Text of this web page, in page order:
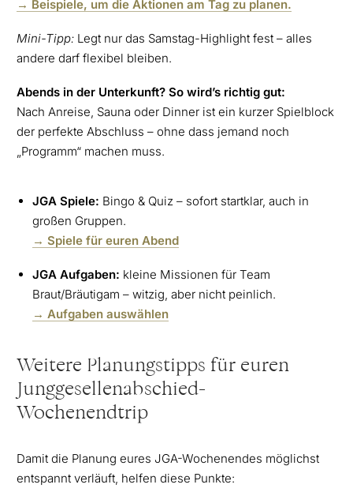
→ Beispiele, um die Aktionen am Tag zu planen.
Mini-Tipp: Legt nur das Samstag-Highlight fest – alles
andere darf flexibel bleiben.
Abends in der Unterkunft? So wird’s richtig gut:
Nach Anreise, Sauna oder Dinner ist ein kurzer Spielblock
der perfekte Abschluss – ohne dass jemand noch
„Programm“ machen muss.
JGA Spiele: Bingo & Quiz – sofort startklar, auch in
großen Gruppen.
→ Spiele für euren Abend
JGA Aufgaben: kleine Missionen für Team
Braut/Bräutigam – witzig, aber nicht peinlich.
→ Aufgaben auswählen
Weitere Planungstipps für euren
Junggesellenabschied-
Wochenendtrip
Damit die Planung eures JGA-Wochenendes möglichst
entspannt verläuft, helfen diese Punkte: